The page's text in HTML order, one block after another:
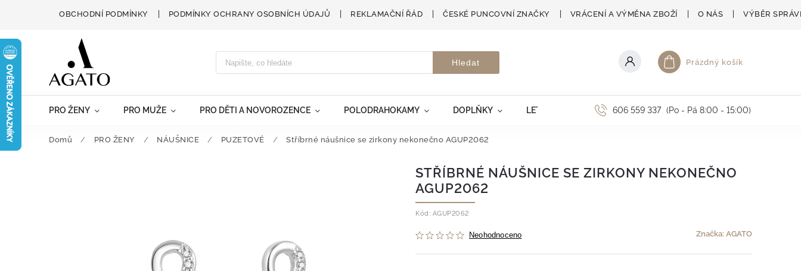
OBCHODNÍ PODMÍNKY PODMÍNKY OCHRANY OSOBNÍCH ÚDAJŮ REKLAMAČNÍ ŘÁD ČESKÉ PUNCOVNÍ ZNAČKY VRÁCENÍ A VÝMĚNA ZBOŽÍ O NÁS VÝBĚR
Hledat Nákupní košík
Prázdný košík
PRO ŽENY PRO MUŽE PRO DĚTI A NOVOROZENCE POLODRAHOKAMY DOPLŇKY LETNÍ AKCE 606 559 337 (Po - Pá 8:00 - 15:00)
Domů / PRO ŽENY / NÁUŠNICE / PUZETOVÉ / Stříbrné náušnice se zirkony nekonečno AGUP2062
STŘÍBRNÉ NÁUŠNICE SE ZIRKONY NEKONEČNO
AGUP2062
Kód: AGUP2062
Neohodnoceno Značka: AGATO